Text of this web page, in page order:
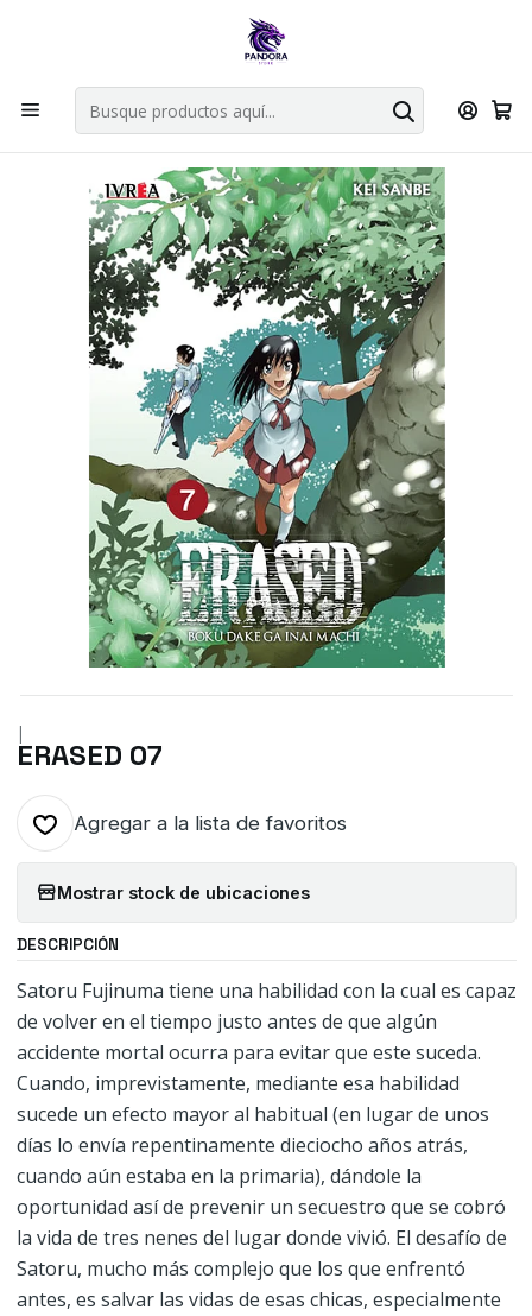
Por compras en cartas singles superiores a 49.990 el envio es
Explorar singles
Inicio Mangas
|
ERASED 07
Agregar a la lista de favoritos
Mostrar stock de ubicaciones
DESCRIPCIÓN
Satoru Fujinuma tiene una habilidad con la cual es capaz
de volver en el tiempo justo antes de que algún
accidente mortal ocurra para evitar que este suceda.
Cuando, imprevistamente, mediante esa habilidad
sucede un efecto mayor al habitual (en lugar de unos
días lo envía repentinamente dieciocho años atrás,
cuando aún estaba en la primaria), dándole la
oportunidad así de prevenir un secuestro que se cobró
la vida de tres nenes del lugar donde vivió. El desafío de
Satoru, mucho más complejo que los que enfrentó
antes, es salvar las vidas de esas chicas, especialmente